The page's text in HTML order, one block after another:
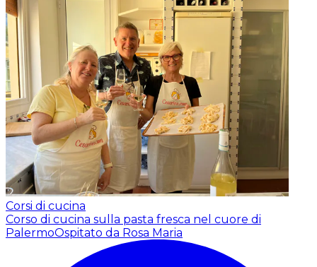
Corsi di cucina
Corso di cucina sulla pasta fresca nel cuore di
PalermoOspitato da Rosa Maria